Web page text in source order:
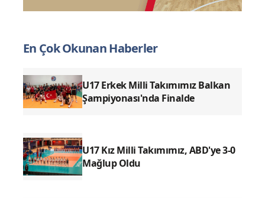
En Çok Okunan Haberler
U17 Erkek Milli Takımımız Balkan
Şampiyonası'nda Finalde
U17 Kız Milli Takımımız, ABD'ye 3-0
Mağlup Oldu